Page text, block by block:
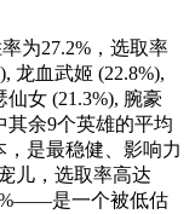
为27.2%，选取率
龙血武姬 (22.8%),
仙女 (21.3%), 腕豪
其余9个英雄的平均
，是最稳健、影响力
儿，选取率高达
是一个被低估